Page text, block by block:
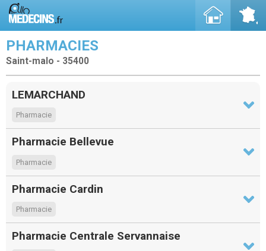
PHARMACIES
Saint-malo - 35400
LEMARCHAND
Pharmacie
Pharmacie Bellevue
Pharmacie
Pharmacie Cardin
Pharmacie
Pharmacie Centrale Servannaise